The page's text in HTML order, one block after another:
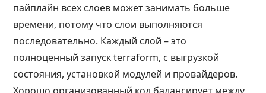
пайплайн всех слоев может занимать больше
времени, потому что слои выполняются
последовательно. Каждый слой – это
полноценный запуск terraform, с выгрузкой
состояния, установкой модулей и провайдеров.